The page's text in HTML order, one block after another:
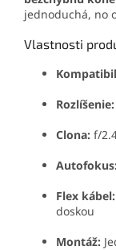
jednoduchá, no
Vlastnosti
Rozlíšenie:
Clona: f/
Flex kábel:
doskou
Montáž: